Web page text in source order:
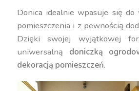
Donica idealnie wpasuje się do
pomieszczenia i z pewnością
Dzięki swojej wyjątkowej
uniwersalną doniczką
dekoracją pomieszczeń.